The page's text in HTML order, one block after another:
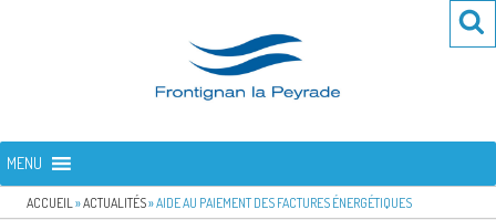
FRONTIGNAN LA PEYRADE
MENU
ACCUEIL »ACTUALITÉS»AIDE AU PAIEMENT DES FACTURES ÉNERGÉTIQUES